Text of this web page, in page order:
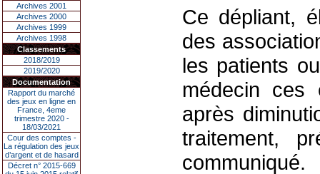
Archives 2001
Archives 2000
Archives 1999
Archives 1998
Classements
2018/2019
2019/2020
Documentation
Rapport du marché
des jeux en ligne en
France, 4eme
trimestre 2020 -
18/03/2021
Cour des comptes -
La régulation des jeux
d’argent et de hasard
Décret n° 2015-669
Ce dépliant,
des
les patients
médecin ces
après
traitement,
communiqué.